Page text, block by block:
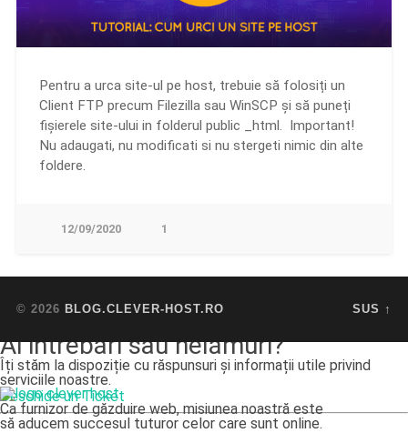
Pentru a urca site-ul pe host, trebuie să folosiți un
Client FTP precum Filezilla sau WinSCP și să puneți
fișierele site-ului in folderul public _html. Important!
Nu adaugati, nu modificati si nu stergeti nimic din alte
foldere.
12/09/2020 1
© 2026 BLOG.CLEVER-HOST.RO SUS ↑
Ai intrebări sau nelămuri?
Îți stăm la dispoziție cu răspunsuri și informații utile privind
serviciile noastre.
Deschide un Ticket
Ca furnizor de găzduire web, misiunea noastră este
să aducem succesul tuturor celor care sunt online.